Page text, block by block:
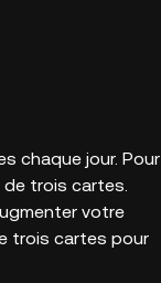
chaque jour. Pour
de trois cartes.
votre
trois cartes pour